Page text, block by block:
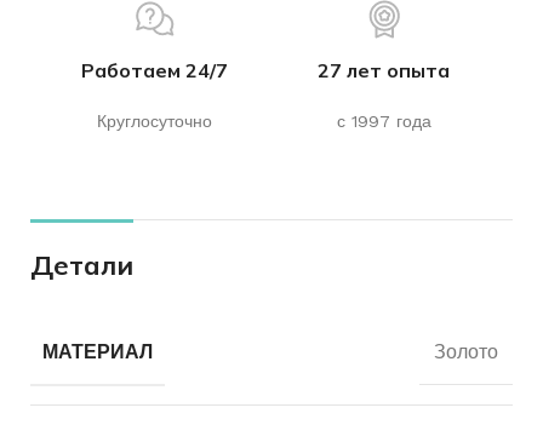
Работаем 24/7
Круглосуточно
27 лет опыта
с 1997 года
Детали
МАТЕРИАЛ Золото